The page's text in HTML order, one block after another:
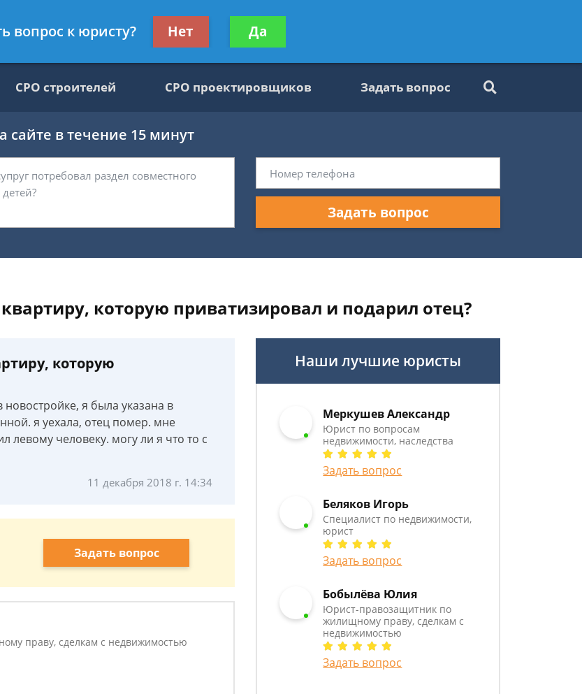
юрист
Получите консультацию
бесплатно
СРО строителей СРО проектировщиков Задать вопрос
сайте в течение 15 минут
Задать вопрос
которую приватизировал и подарил отец?
которую
новостройке, я была указана в
я уехала, отец помер. мне
левому человеку. могу ли я что то с
11 декабря 2018 г. 14:34
Задать вопрос
праву, сделкам с недвижимостью
Наши лучшие юристы
Меркушев Александр
Юрист по вопросам
недвижимости, наследства
Задать вопрос
Беляков Игорь
Специалист по недвижимости,
юрист
Задать вопрос
Бобылёва Юлия
Юрист-правозащитник по
жилищному праву, сделкам с
недвижимостью
Задать вопрос
вопрос к юристу? Нет Да